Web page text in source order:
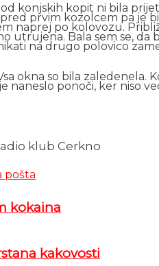
konjskih kopit ni bila
prvim kozolcem pa je
naprej po kolovozu.
utrujena. Bala sem se,
na drugo polovico
okna so bila zaledenela.
naneslo ponoči, ker niso
klub Cerkno
pošta
kokaina
kakovosti